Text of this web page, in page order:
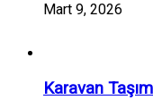
Mart 9, 2026
Karavan